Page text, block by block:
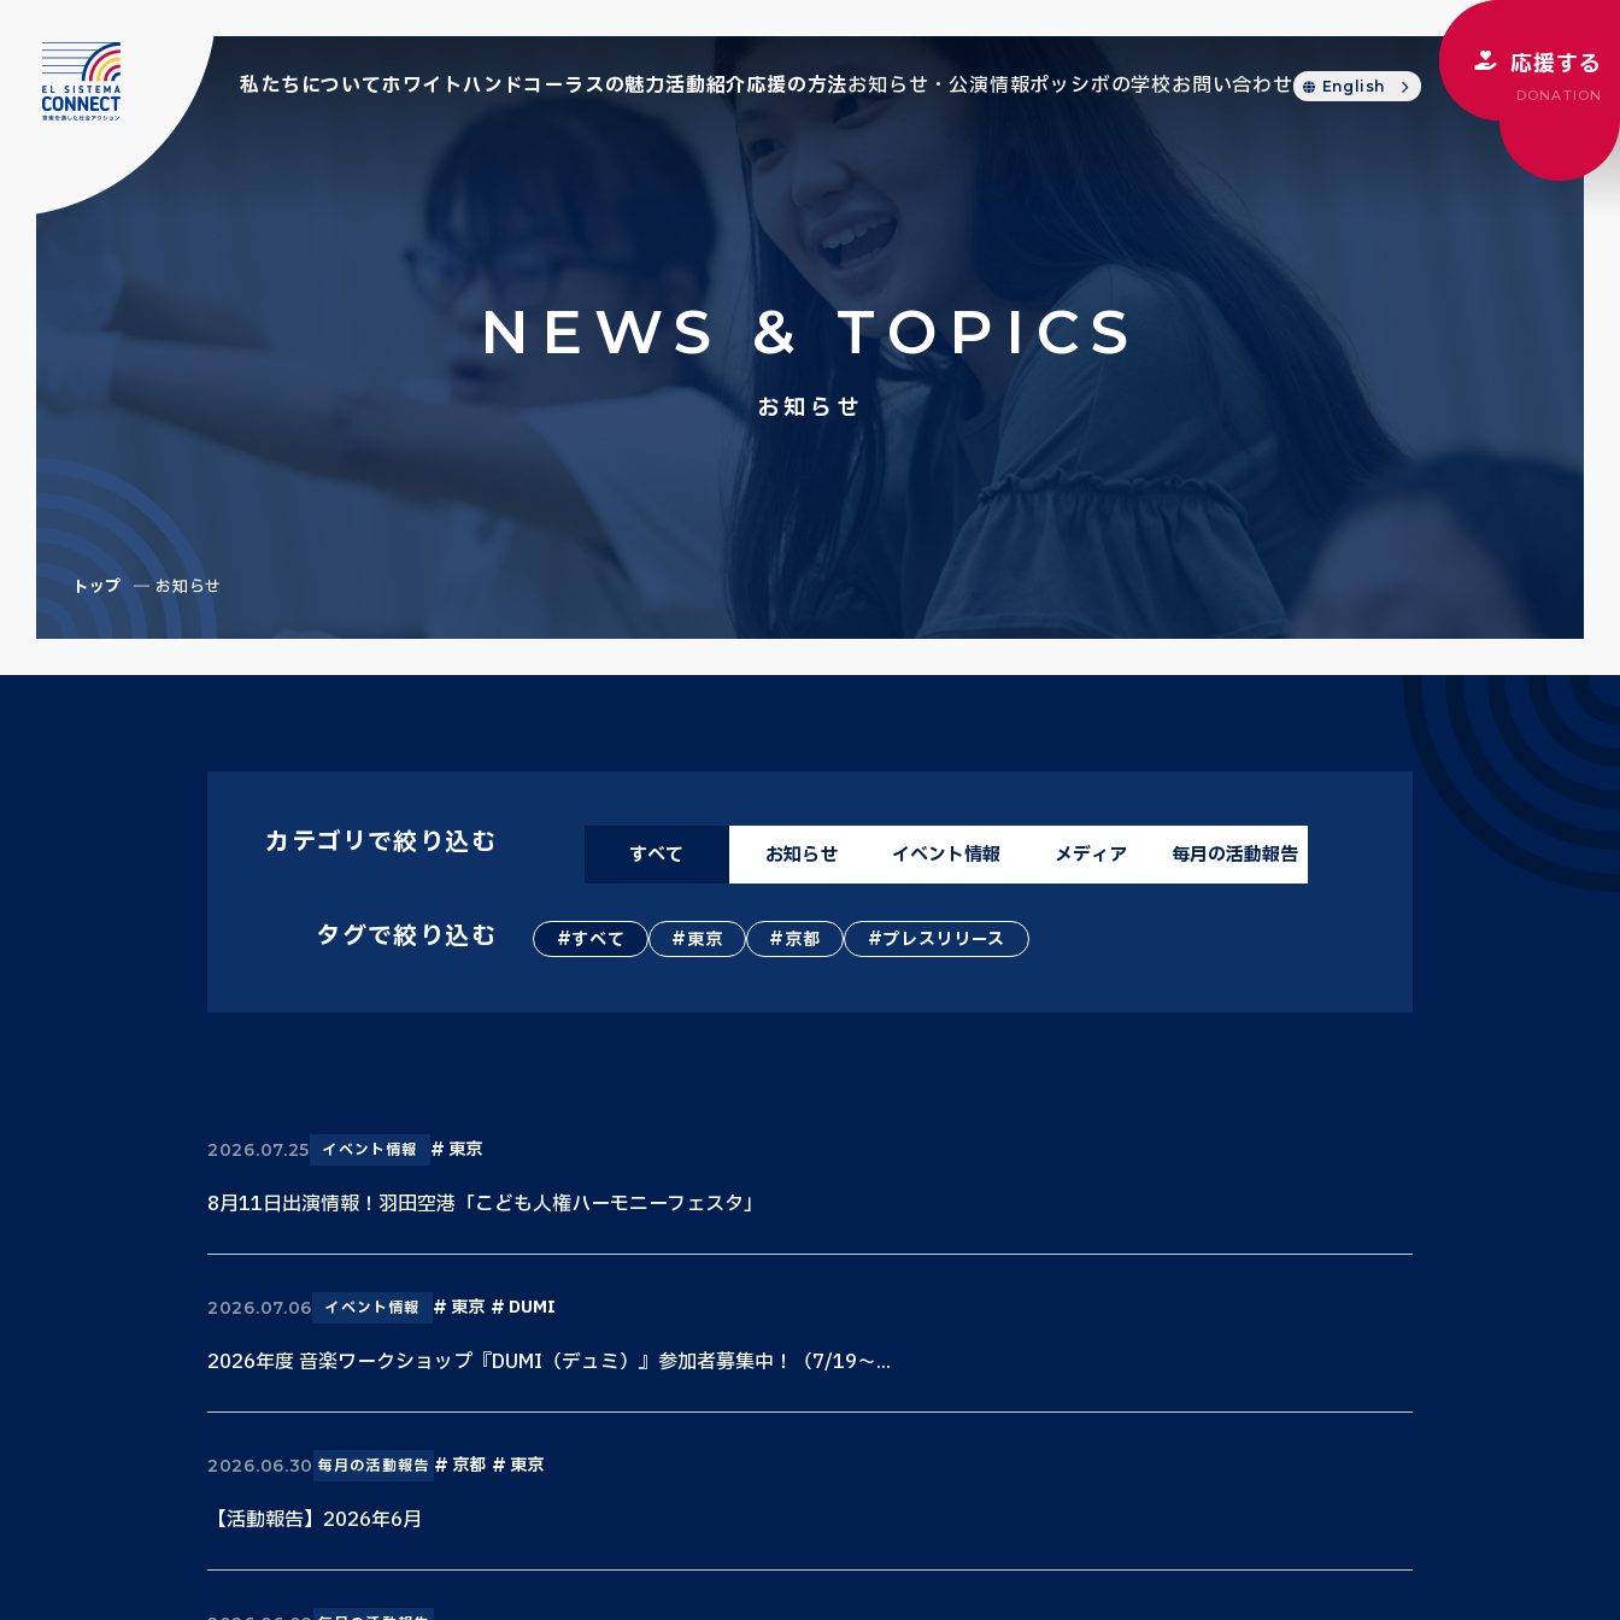
私たちについてホワイトハンドコーラスの魅力活動紹介応援の方法お知らせ・公演情報ポッシボの学校お問い合わせ English
応援する
DONATION
NEWS & TOPICS
お知らせ
トップ お知らせ
カテゴリで絞り込む すべて お知らせ イベント情報 メディア 毎月の活動報告
タグで絞り込む すべて 東京 京都 プレスリリース
2026.07.25 イベント情報 東京
8月11日出演情報！羽田空港「こども人権ハーモニーフェスタ」
2026.07.06 イベント情報 東京 DUMI
2026年度 音楽ワークショップ『DUMI（デュミ）』参加者募集中！（7/19〜...
2026.06.30 毎月の活動報告 京都 東京
【活動報告】2026年6月